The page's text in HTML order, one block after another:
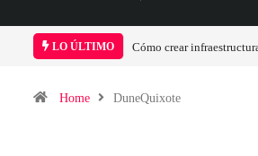
LO ÚLTIMO Cómo crear
Home DuneQuixote